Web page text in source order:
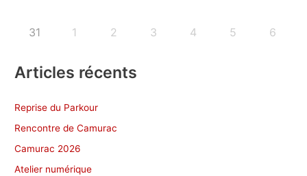
31 1 2 3 4 5 6
Articles récents
Reprise du Parkour
Rencontre de Camurac
Camurac 2026
Atelier numérique